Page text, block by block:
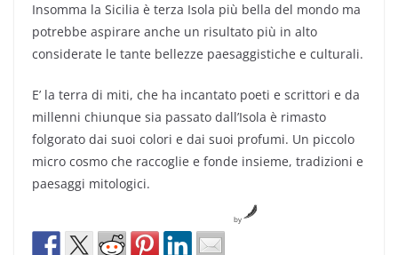
Insomma la Sicilia è terza Isola più bella del mondo ma
potrebbe aspirare anche un risultato più in alto
considerate le tante bellezze paesaggistiche e culturali.
E’ la terra di miti, che ha incantato poeti e scrittori e da
millenni chiunque sia passato dall’Isola è rimasto
folgorato dai suoi colori e dai suoi profumi. Un piccolo
micro cosmo che raccoglie e fonde insieme, tradizioni e
paesaggi mitologici.
by